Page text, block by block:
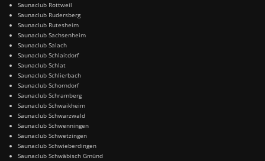
Saunaclub Rottweil
Saunaclub Rudersberg
Saunaclub Rutesheim
Saunaclub Sachsenheim
Saunaclub Salach
Saunaclub Schlaitdorf
Saunaclub Schlat
Saunaclub Schlierbach
Saunaclub Schorndorf
Saunaclub Schramberg
Saunaclub Schwaikheim
Saunaclub Schwarzwald
Saunaclub Schwenningen
Saunaclub Schwetzingen
Saunaclub Schwieberdingen
Saunaclub Schwäbisch Gmünd